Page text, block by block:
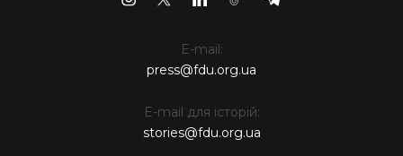
E-mail:
press@fdu.org.ua
E-mail для історій:
stories@fdu.org.ua